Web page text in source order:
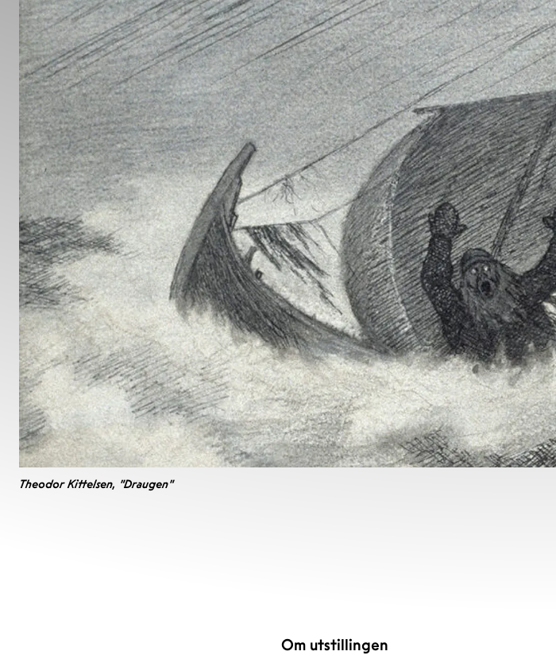
Theodor Kittelsen, "Draugen"
Om utstillingen